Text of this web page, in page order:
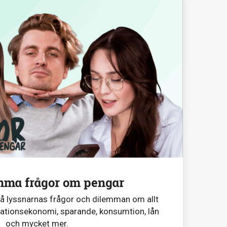
frågor om pengar
lyssnarnas frågor och dilemman om allt
sparande, konsumtion, lån
och mycket mer.